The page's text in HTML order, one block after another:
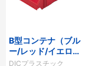
B型コンテナ（ブル
ー/レッド/イエロ
ー）
DICプラスチック